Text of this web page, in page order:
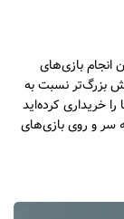
انجام بازی‌های
بزرگ‌تر نسبت به
خریداری کرده‌اید
سر و روی بازی‌های